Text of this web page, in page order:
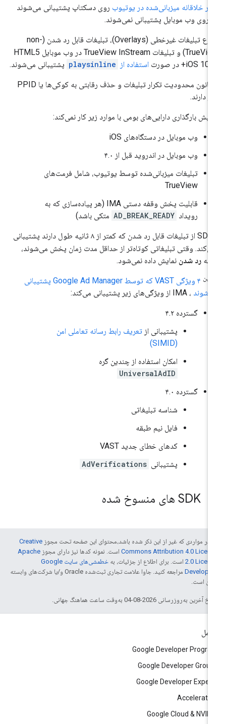
اثر خلاقانه میزبانی‌شده در یوتیوبروی دسکتاپ پشتیبانی می‌شوند
روی وب موبایل پشتیبانی نمی‌شوند.
نوع تبلیغات غیرخطی (Overlays)، تبلیغات قابل رد شدن (non-
TrueView) و تبلیغات TrueView InStream در وب موبایل HTML5
استفاده از playsinline پشتیبانی می‌شوند.
قانون محدودیت تکرار تبلیغات و حذف رقابتی به کوکی‌ها یا PPID
دارند.
پیش بارگذاری دارایی‌های بومی با موارد زیر کار نمی‌کند:
وب موبایل در دستگاه‌های iOS
وب موبایل در اندروید قبل از ۴.۰
تبلیغات میزبانی‌شده توسط یوتیوب، شامل فرمت‌های
TrueView
قابلیت پخش وقفه دستی IMA (هر پیاده‌سازی که به
رویداد AD_BREAK_READY متکی باشد)
SDK از تبلیغات قابل رد شدن که کمتر از ۸ ثانیه طول دارند پشتیبانی
وقتی تبلیغاتی کوتاه‌تر از حداقل مدت زمان پخش می‌شوند،
رد شدننمایش داده نمی‌شود.
۴ ویژگی VAST که توسط Google Ad Manager پشتیبانی
، IMA از ویژگی‌های زیر پشتیبانی می‌کند:
گسترده ۴.۲
پشتیبانی از تعریف رابط رسانه تعاملی امن
امکان استفاده از چندین گره
UniversalAdID
گسترده ۴.۰
شناسه تبلیغاتی
فایل نیم طبقه
کدهای خطای جدید VAST
پشتیبانی AdVerifications
در مواردی که غیر از این ذکر شده باشد،‌محتوای این صفحه تحت مجوزCreative
Commons Attribution 4.0است. نمونه کدها نیز دارای مجوزApache
2.0 است. برای اطلاع از جزئیات، به
خطمشی‌های سایت Google
مراجعه کنید. جاوا علامت تجاری ثبت‌شده Oracle و/یا شرکت‌های وابسته
آن است.
آخرین به‌روزرسانی 2026-08-04 به‌وقت ساعت هماهنگ جهانی.
Google Developer
Google Developer
Google Developer
Google Cloud &